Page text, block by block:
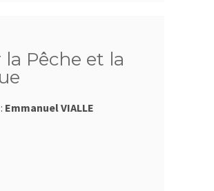
Pêche et la
Emmanuel VIALLE